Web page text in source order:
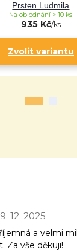
Prsten Ludmila
935 Kč/ks
Na objednání > 10 ks
Zvolit variantu
12. 2025
a velmi
Za vše děkuji!